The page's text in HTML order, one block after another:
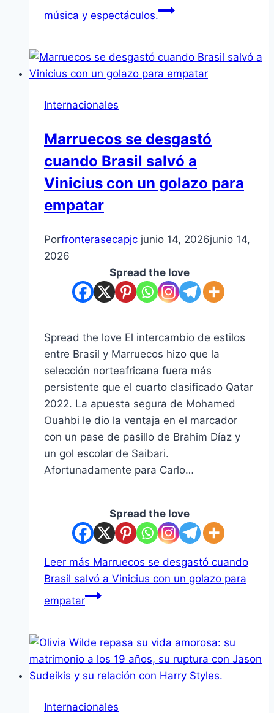
música y espectáculos.
Internacionales
Marruecos se desgastó
cuando Brasil salvó a
Vinicius con un golazo para
empatar
Porfronterasecapjc junio 14, 2026junio 14,
2026
Spread the love
Spread the love El intercambio de estilos
entre Brasil y Marruecos hizo que la
selección norteafricana fuera más
persistente que el cuarto clasificado Qatar
2022. La apuesta segura de Mohamed
Ouahbi le dio la ventaja en el marcador
con un pase de pasillo de Brahim Díaz y
un gol escolar de Saibari.
Afortunadamente para Carlo…
Spread the love
Leer más Marruecos se desgastó cuando
Brasil salvó a Vinicius con un golazo para
empatar
Internacionales